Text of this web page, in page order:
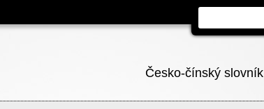
Česko-čínský slovník